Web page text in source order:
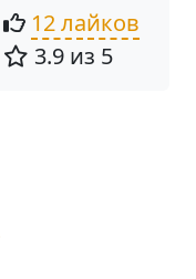
12 лайков
3.9 из 5